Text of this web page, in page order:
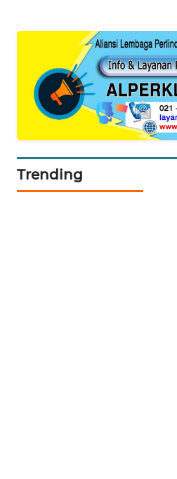
Trending
NEWS
KARING
NEWS
JURNAL
HUMBANG
NEWS